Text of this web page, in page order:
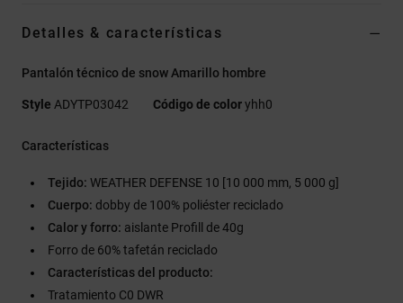
Detalles & características
Pantalón técnico de snow Amarillo hombre
Style ADYTP03042 Código de coloryhh0
Características
Tejido: WEATHER DEFENSE 10 [10 000 mm, 5 000 g]
Cuerpo: dobby de 100% poliéster reciclado
Calor y forro: aislante Profill de 40g
Forro de 60% tafetán reciclado
Características del producto:
Tratamiento C0 DWR